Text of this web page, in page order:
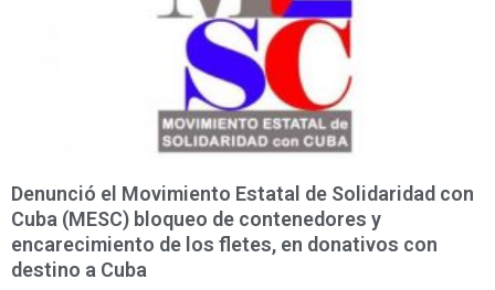
Denunció el Movimiento Estatal de Solidaridad con
Cuba (MESC) bloqueo de contenedores y
encarecimiento de los fletes, en donativos con
destino a Cuba